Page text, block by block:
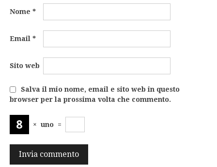
Nome *
Email *
Sito web
Salva il mio nome, email e sito web in questo
browser per la prossima volta che commento.
× uno =